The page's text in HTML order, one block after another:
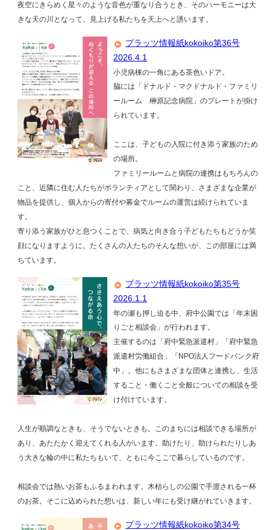
夜空にきらめく星々のような音色が重なり合うとき、そのハーモニーは大
きな天の川となって、見上げる私たちを天上へと誘います。
プラッツ情報紙kokoiko第36号
2026.4.1
小児病棟の一角にある茶色いドア。
脇には「ドナルド・マクドナルド・ファミリ
ールーム 榊󠄀原記念病院」のプレートが掛け
られています。
ここは、子どもの入院に付き添う家族のため
の場所。
ファミリールームと病院の連携はもちろんの
こと、近隣に住む人たちがボランティアとして関わり、さまざまな企業が
物品を提供し、個人からの寄付や募金でルームの運営は続けられていま
す。
寄り添う家族がひと息つくことで、病気と向き合う子どもたちもどうか笑
顔になりますように。たくさんの人たちのそんな想いが、この部屋には満
ちています。
プラッツ情報紙kokoiko第35号
2026.1.1
年の瀬も押し迫る中、府中公園では「年末困
りごと相談会」が行われます。
主催するのは「府中緊急派遣村」「府中緊急
派遣村労働組合」「NPO法人フードバンク府
中」。他にもさまざまな団体と連携し、生活
すること・働くこと全般についての相談を受
け付けています。
人生が順調なときも、そうでないときも。このまちには相談できる場所が
あり、あたたかく迎えてくれる人がいます。助けたり、助けられたりしあ
う大きな輪の中に私たちもいて、ともに今ここで暮らしているのです。
相談会では熱いお茶もふるまわれます。木枯らしの公園で手渡される一杯
のお茶。そこに込められた想いは、新しい年にも受け継がれていきます。
プラッツ情報紙kokoiko第34号